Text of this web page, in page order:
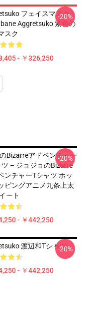
フェイスマスク -
Aggretsuko 紫色の
スク
- ￥326,250
-20%
Bizarreアドベンチャー
ツ – ジョジョのBizarre
ンチャーTシャツ ホッ
ピングアニメ九条上太
ート
- ￥442,250
-20%
渡辺和Tシャツ
- ￥442,250
-20%